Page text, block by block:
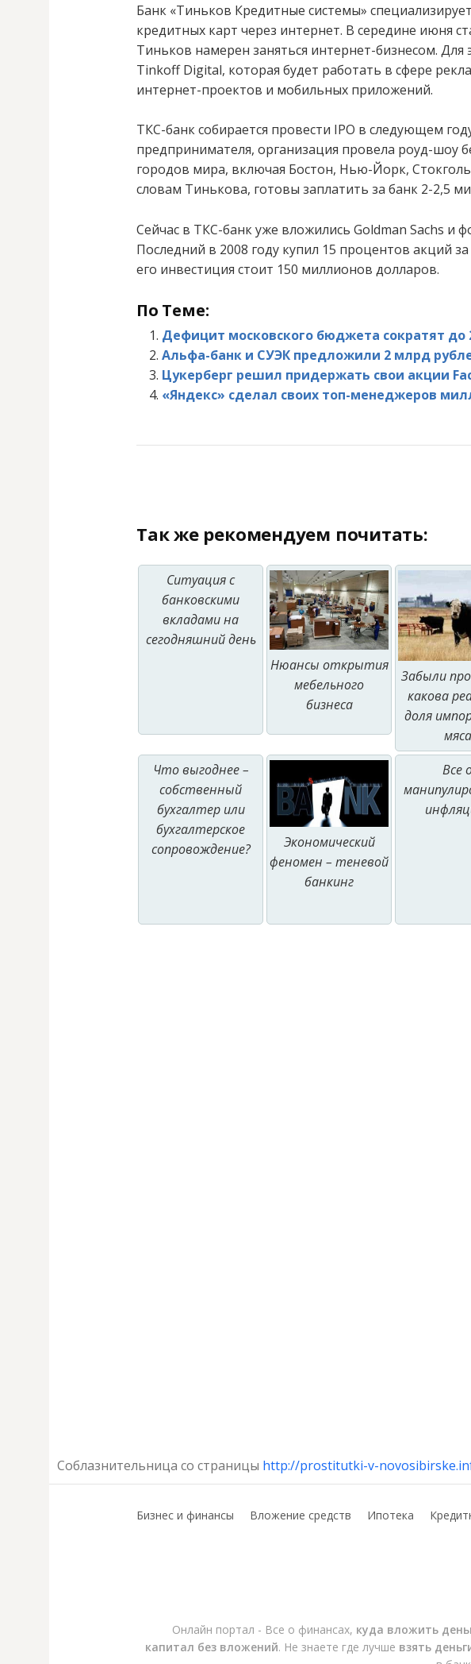
Банк «Тиньков Кредитные системы»
кредитных карт через интернет. В середине июня
Тиньков намерен заняться интернет-бизнесом.
Tinkoff Digital, которая будет работать в сфере
интернет-проектов и мобильных приложений.
ТКС-банк собирается провести IPO в следующем
предпринимателя, организация провела роуд-шоу
городов мира, включая Бостон, Нью-Йорк,
словам Тинькова, готовы заплатить за банк 2-2,5
Сейчас в ТКС-банк уже вложились Goldman Sachs и
Последний в 2008 году купил 15 процентов акций
его инвестиция стоит 150 миллионов долларов.
По Теме:
Дефицит московского бюджета сократят до
Альфа-банк и СУЭК предложили 2 млрд
Цукерберг решил придержать свои акции
«Яндекс» сделал своих топ-менеджеров
Так же рекомендуем почитать:
Ситуация с
банковскими
вкладами на
сегодняшний день
Нюансы открытия
мебельного
бизнеса
Забыли
какова
доля
мяса
Что выгоднее –
собственный
бухгалтер или
бухгалтерское
сопровождение?
Экономический
феномен – теневой
банкинг
Все
Соблазнительница со страницы http://prostitutki-v-
Бизнес и финансы Вложение средств Ипотека
Онлайн портал - Все о финансах, куда вложить
капитал без вложений. Не знаете где лучше взять